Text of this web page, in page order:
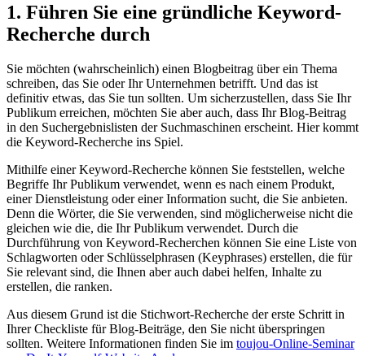
1. Führen Sie eine gründliche Keyword-
Recherche durch
Sie möchten (wahrscheinlich) einen Blogbeitrag über ein Thema
schreiben, das Sie oder Ihr Unternehmen betrifft. Und das ist
definitiv etwas, das Sie tun sollten. Um sicherzustellen, dass Sie Ihr
Publikum erreichen, möchten Sie aber auch, dass Ihr Blog-Beitrag
in den Suchergebnislisten der Suchmaschinen erscheint. Hier kommt
die Keyword-Recherche ins Spiel.
Mithilfe einer Keyword-Recherche können Sie feststellen, welche
Begriffe Ihr Publikum verwendet, wenn es nach einem Produkt,
einer Dienstleistung oder einer Information sucht, die Sie anbieten.
Denn die Wörter, die Sie verwenden, sind möglicherweise nicht die
gleichen wie die, die Ihr Publikum verwendet. Durch die
Durchführung von Keyword-Recherchen können Sie eine Liste von
Schlagworten oder Schlüsselphrasen (Keyphrases) erstellen, die für
Sie relevant sind, die Ihnen aber auch dabei helfen, Inhalte zu
erstellen, die ranken.
Aus diesem Grund ist die Stichwort-Recherche der erste Schritt in
Ihrer Checkliste für Blog-Beiträge, den Sie nicht überspringen
sollten. Weitere Informationen finden Sie im toujou-Online-Seminar